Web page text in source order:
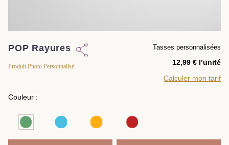
POP Rayures
Produit Photo Personnalisé
Tasses personnalisées
l’unité
Calculer mon tarif
Couleur :